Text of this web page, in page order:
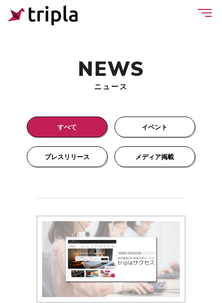
NEWS
ニュース
すべて イベント
プレスリリース メディア掲載